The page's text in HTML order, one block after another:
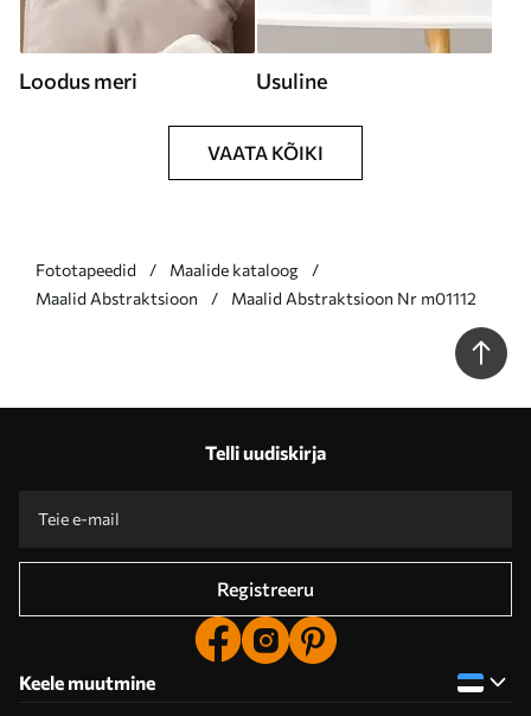
Loodus meri Usuline
VAATA KÕIKI
Fototapeedid
Maalide kataloog
Maalid Abstraktsioon
Maalid Abstraktsioon Nr m01112
Telli uudiskirja
Registreeru
Keele muutmine